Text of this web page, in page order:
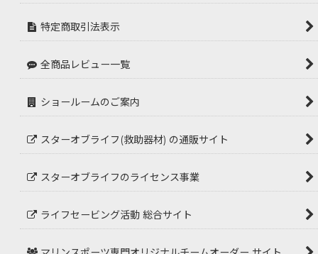
特定商取引法表示
全商品レビュー一覧
ショールームのご案内
スターオブライフ(救助器材) の通販サイト
スターオブライフのライセンス事業
ライフセービング活動 総合サイト